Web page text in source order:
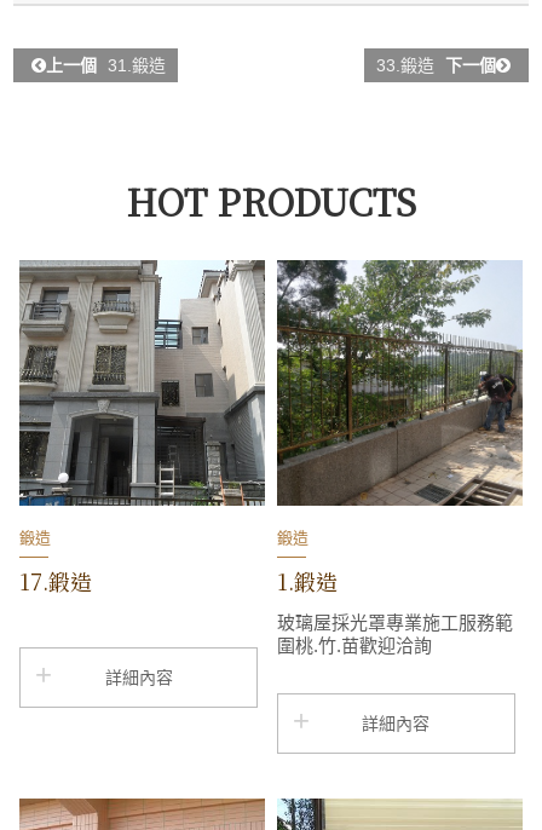
上一個 31.鍛造 33.鍛造 下一個
HOT PRODUCTS
鍛造
17.鍛造
詳細內容
鍛造
1.鍛造
玻璃屋採光罩專業施工服務範
圍桃.竹.苗歡迎洽詢
詳細內容